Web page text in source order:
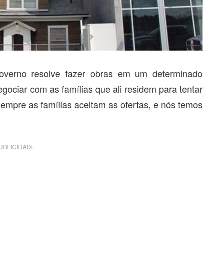
resolve fazer obras em um determinado
com as famílias que ali residem para tentar
as famílias aceitam as ofertas, e nós temos